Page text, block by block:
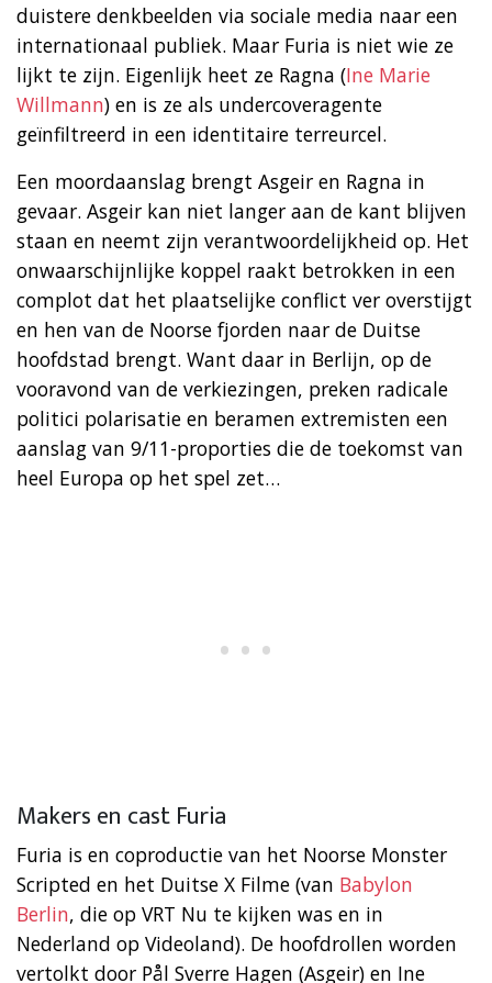
duistere denkbeelden via sociale media naar een
internationaal publiek. Maar Furia is niet wie ze
lijkt te zijn. Eigenlijk heet ze Ragna (Ine Marie
Willmann) en is ze als undercoveragente
geïnfiltreerd in een identitaire terreurcel.
Een moordaanslag brengt Asgeir en Ragna in
gevaar. Asgeir kan niet langer aan de kant blijven
staan en neemt zijn verantwoordelijkheid op. Het
onwaarschijnlijke koppel raakt betrokken in een
complot dat het plaatselijke conflict ver overstijgt
en hen van de Noorse fjorden naar de Duitse
hoofdstad brengt. Want daar in Berlijn, op de
vooravond van de verkiezingen, preken radicale
politici polarisatie en beramen extremisten een
aanslag van 9/11-proporties die de toekomst van
heel Europa op het spel zet…
Makers en cast Furia
Furia is en coproductie van het Noorse Monster
Scripted en het Duitse X Filme (van Babylon
Berlin, die op VRT Nu te kijken was en in
Nederland op Videoland). De hoofdrollen worden
vertolkt door Pål Sverre Hagen (Asgeir) en Ine